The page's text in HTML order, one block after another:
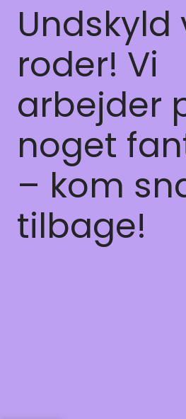
Undskyld
roder! Vi
arbejder
noget
– kom
tilbage!